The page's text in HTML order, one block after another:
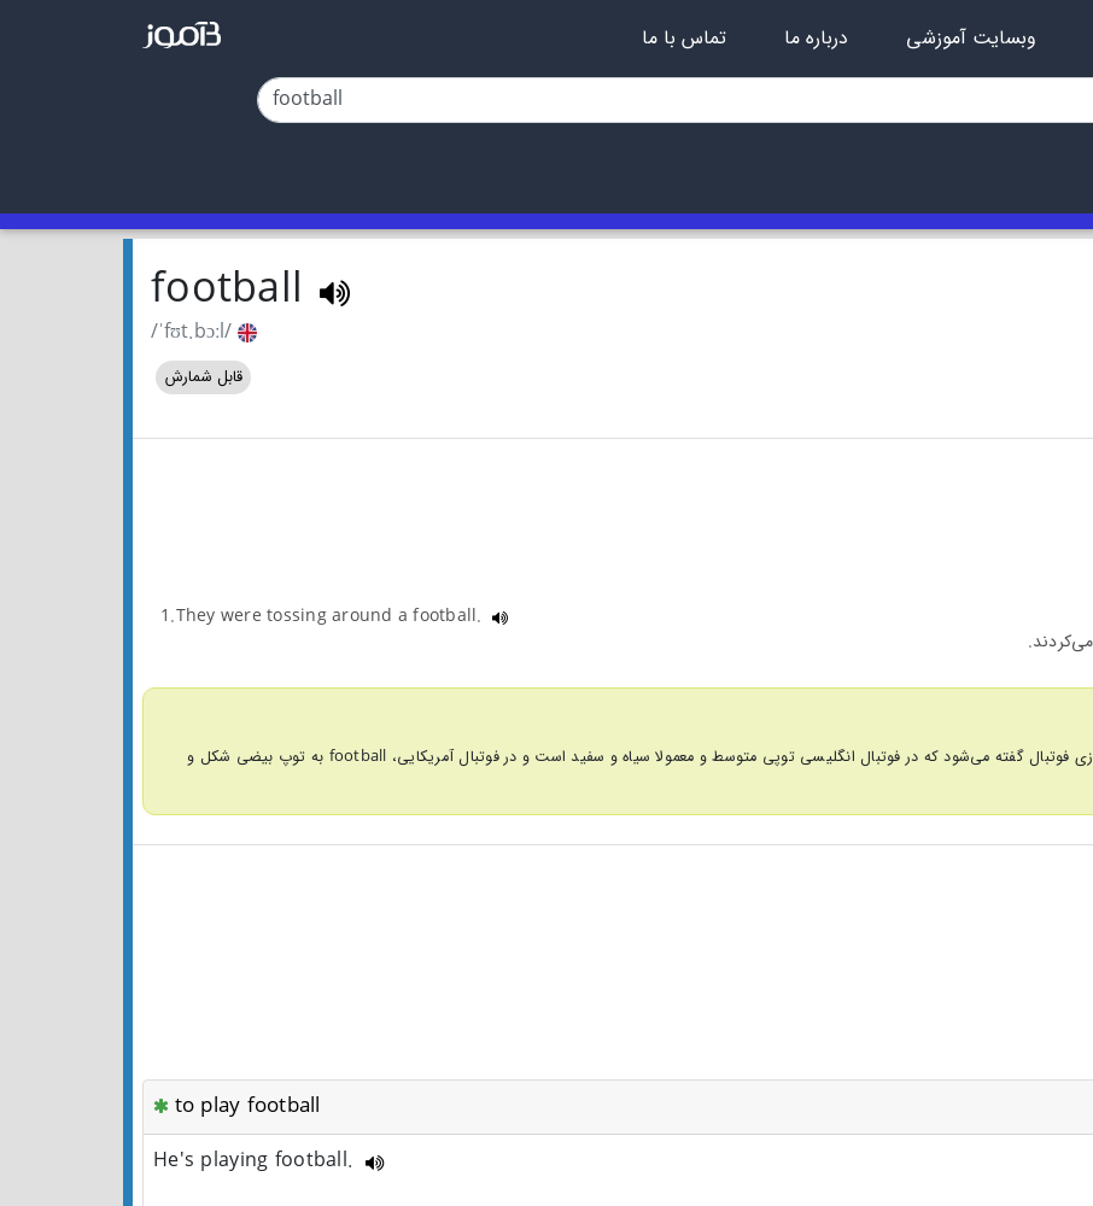
وبسایت آموزشی درباره ما تماس با ما
football
/ˈfʊt.bɔːl/
قابل شمارش
1.They were tossing around a football.
واژه football به معنای "توپ فوتبال" به توپ مخصوص بازی فوتبال گفته می‌شود که در فوتبال انگلیسی توپی متوسط و معمولا سیاه و سفید است و در فوتبال آمریکایی، football به توپ بیضی شکل و
to play football
He's playing football.